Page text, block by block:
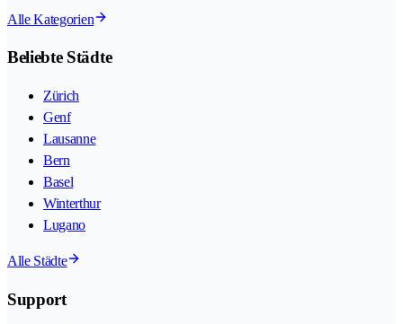
Alle Kategorien
Beliebte Städte
Zürich
Genf
Lausanne
Bern
Basel
Winterthur
Lugano
Alle Städte
Support